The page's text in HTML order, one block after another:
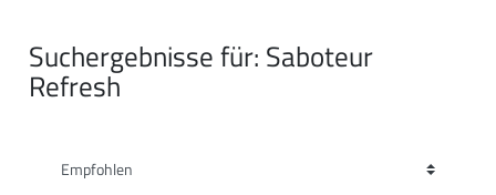
Suchergebnisse für: Saboteur
Refresh